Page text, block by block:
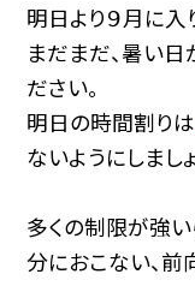
明日より９月に入
まだまだ、暑い
ださい。
明日の時間割りは
ないようにしましょ
多くの制限が強
分におこない、前